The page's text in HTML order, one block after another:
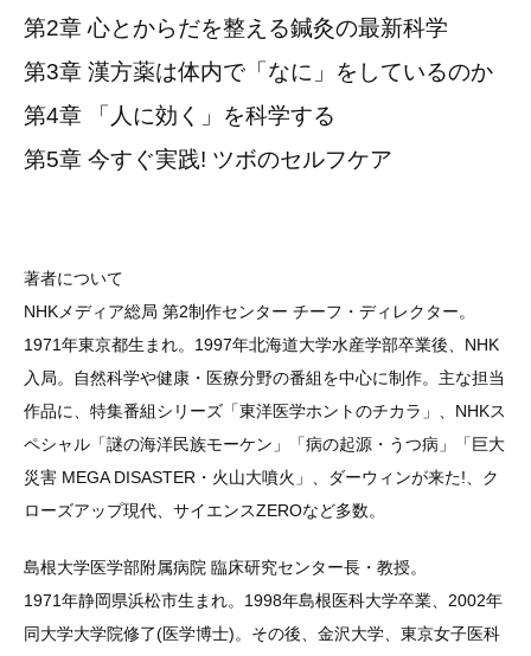
第2章 心とからだを整える鍼灸の最新科学
第3章 漢方薬は体内で「なに」をしているのか
第4章 「人に効く」を科学する
第5章 今すぐ実践! ツボのセルフケア
著者について
NHKメディア総局 第2制作センター チーフ・ディレクター。
1971年東京都生まれ。1997年北海道大学水産学部卒業後、NHK
入局。自然科学や健康・医療分野の番組を中心に制作。主な担当
作品に、特集番組シリーズ「東洋医学ホントのチカラ」、NHKス
ペシャル「謎の海洋民族モーケン」「病の起源・うつ病」「巨大
災害 MEGA DISASTER・火山大噴火」、ダーウィンが来た!、ク
ローズアップ現代、サイエンスZEROなど多数。
島根大学医学部附属病院 臨床研究センター長・教授。
1971年静岡県浜松市生まれ。1998年島根医科大学卒業、2002年
同大学大学院修了(医学博士)。その後、金沢大学、東京女子医科